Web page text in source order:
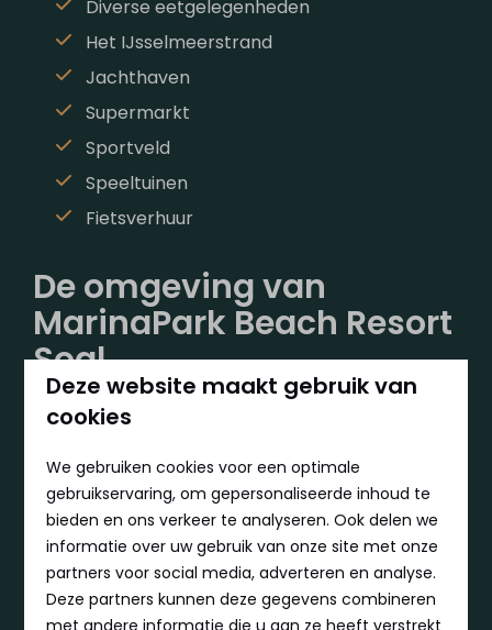
Diverse eetgelegenheden
Het IJsselmeerstrand
Jachthaven
Supermarkt
Sportveld
Speeltuinen
Fietsverhuur
De omgeving van
MarinaPark Beach Resort
Soal
Natuurliefhebbers
wandelaars genieten van adembenemende
routes langs meren, bossen en pittoreske Friese
dorpjes.Watersporters beleven volop plezier op
het IJsselmeer of tijdens een schilderachtige
rondvaart.Gezinnenkunnen deelnemen aan
Deze website maakt gebruik van
cookies
We gebruiken cookies voor een optimale
gebruikservaring, om gepersonaliseerde inhoud te
bieden en ons verkeer te analyseren. Ook delen we
informatie over uw gebruik van onze site met onze
partners voor social media, adverteren en analyse.
Deze partners kunnen deze gegevens combineren
met andere informatie die u aan ze heeft verstrekt